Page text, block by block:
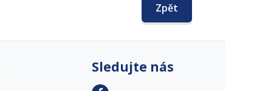
Zpět
Sledujte nás